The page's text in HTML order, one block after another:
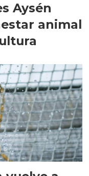
Aysén
animal